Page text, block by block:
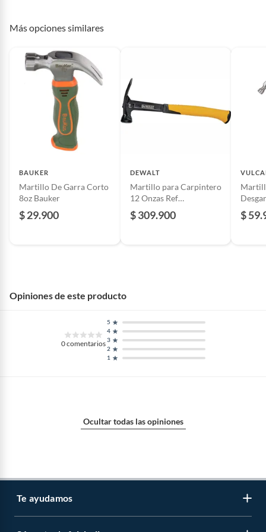
Más opciones similares
BAUKER
Martillo De Garra Corto
8oz Bauker
$ 29.900
DEWALT
Martillo para Carpintero
12 Onzas Ref
DWHT51135X Dewalt
$ 309.900
de
$
Opiniones de este producto
0comentarios
1
2
3
4
5
Ocultar todas las opiniones
Te ayudamos